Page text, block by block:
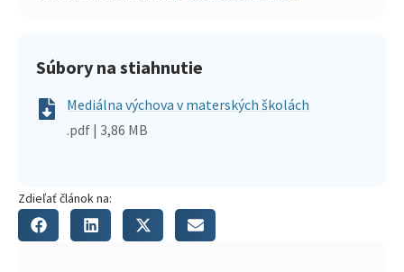
Súbory na stiahnutie
Mediálna výchova v materských školách
.pdf | 3,86 MB
Zdieľať článok na: